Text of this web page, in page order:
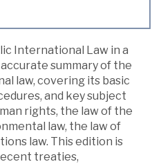
International Law in a
summary of the
law, covering its basic
and key subject
rights, the law of the
law, the law of
law. This edition is
treaties,